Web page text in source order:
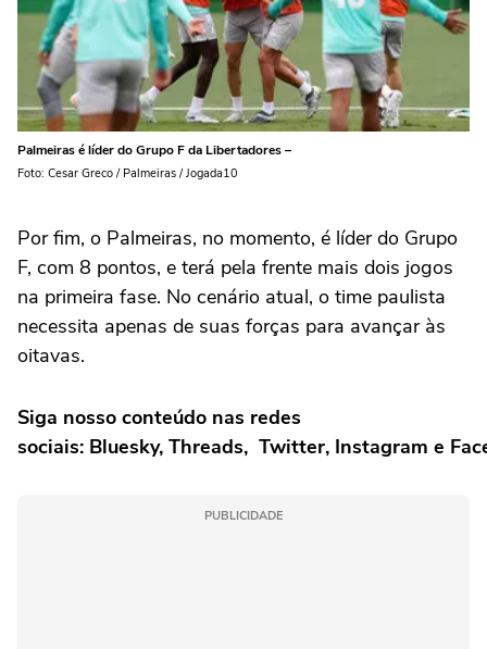
Palmeiras é líder do Grupo F da Libertadores –
Foto: Cesar Greco / Palmeiras / Jogada10
Por fim, o Palmeiras, no momento, é líder do Grupo
F, com 8 pontos, e terá pela frente mais dois jogos
na primeira fase. No cenário atual, o time paulista
necessita apenas de suas forças para avançar às
oitavas.
Siga nosso conteúdo nas redes
sociais: Bluesky, Threads, Twitter, Instagram e
PUBLICIDADE